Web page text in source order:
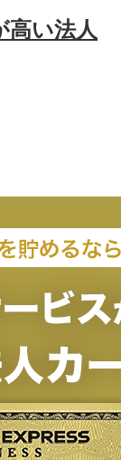
高い法人